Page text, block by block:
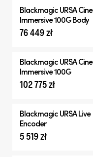
BlackmagicURSA Cine
Immersive 100G Body
76 449 zł
BlackmagicURSA Cine
Immersive 100G
102 775 zł
BlackmagicURSA Live
Encoder
5 519 zł